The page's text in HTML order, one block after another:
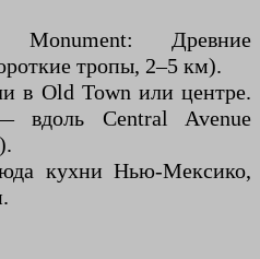
Monument: Древние
тропы, 2–5 км).
в Old Town или центре.
вдоль Central Avenue
кухни Нью-Мексико,